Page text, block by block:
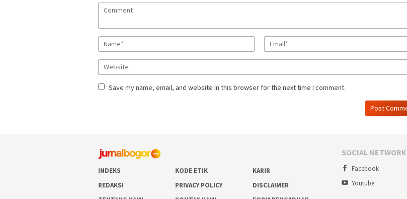
Save my name, email, and website in this browser for the next time I comment.
INDEKS KODE ETIK
KARIR
REDAKSI
PRIVACY POLICY
DISCLAIMER
SOCIAL NETWORK
Facebook
Youtube